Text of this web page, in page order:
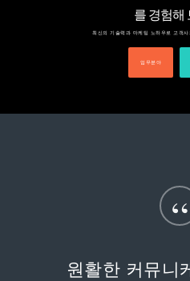
를 경험해
최신의 기술력과 마케팅 노하우로 고객
업무분야
“
제작과 마케팅